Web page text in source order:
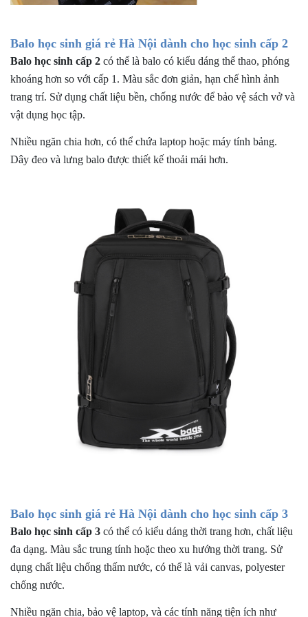
Balo học sinh giá rẻ Hà Nội dành cho học sinh cấp 2
Balo học sinh cấp 2 có thể là balo có kiểu dáng thể thao, phóng
khoáng hơn so với cấp 1. Màu sắc đơn giản, hạn chế hình ảnh
trang trí. Sử dụng chất liệu bền, chống nước để bảo vệ sách vở và
vật dụng học tập.
Nhiều ngăn chia hơn, có thể chứa laptop hoặc máy tính bảng.
Dây đeo và lưng balo được thiết kế thoải mái hơn.
Balo học sinh giá rẻ Hà Nội dành cho học sinh cấp 3
Balo học sinh cấp 3 có thể có kiểu dáng thời trang hơn, chất liệu
đa dạng. Màu sắc trung tính hoặc theo xu hướng thời trang. Sử
dụng chất liệu chống thấm nước, có thể là vải canvas, polyester
chống nước.
Nhiều ngăn chia, bảo vệ laptop, và các tính năng tiện ích như